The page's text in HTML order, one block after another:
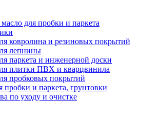
для пробки и паркета
ковролина и резиновых покрытий
лепнины
паркета и инженерной доски
плитки ПВХ и кварцвинила
пробковых покрытий
пробки и паркета, грунтовки
по уходу и очистке